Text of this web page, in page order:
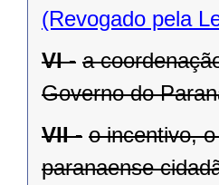
(Revogado pela
VI - a
Governo do
VII - o incentivo,
paranaense